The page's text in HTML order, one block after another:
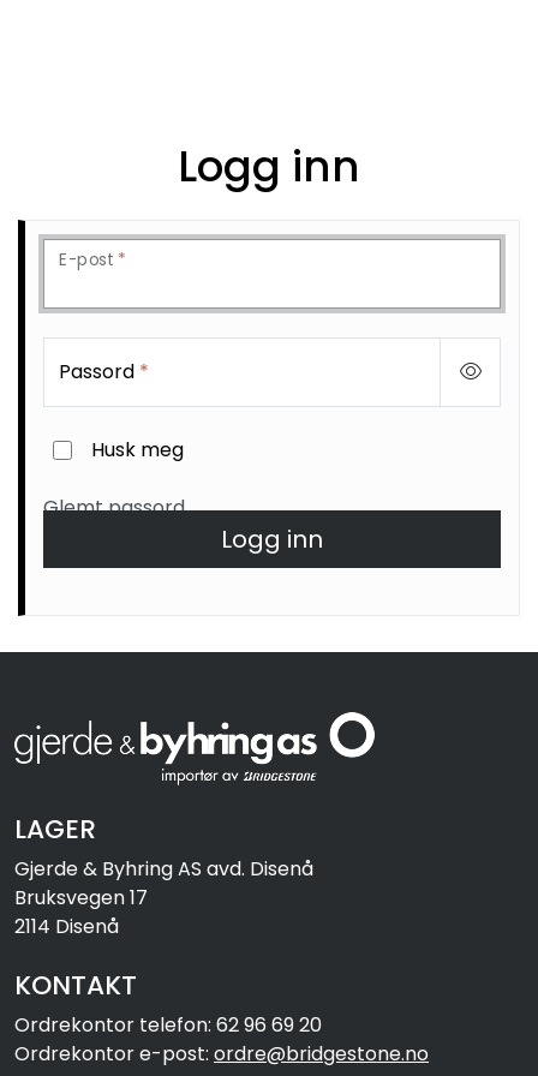
Logg inn
E-post *
Passord *
Husk meg
Glemt passord
Logg inn
LAGER
Gjerde & Byhring AS avd. Disenå
Bruksvegen 17
2114 Disenå
KONTAKT
Ordrekontor telefon: 62 96 69 20
Ordrekontor e-post: ordre@bridgestone.no
Felger
Buss
Anlegg
MC